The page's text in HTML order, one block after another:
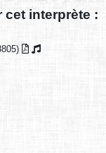
interprète :